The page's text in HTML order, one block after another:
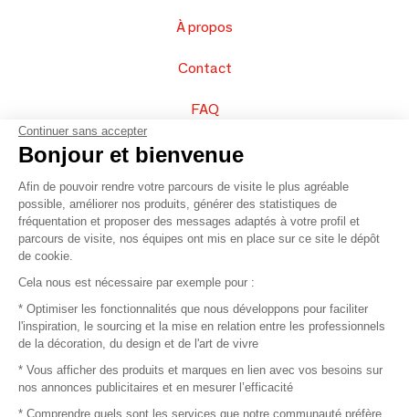
À propos
Contact
FAQ
Vendez vos produits
Plan du site
© 2016 –Organisation SAFI
Recrutement
Continuer sans accepter
Bonjour et bienvenue
Afin de pouvoir rendre votre parcours de visite le plus agréable
possible, améliorer nos produits, générer des statistiques de
fréquentation et proposer des messages adaptés à votre profil et
parcours de visite, nos équipes ont mis en place sur ce site le dépôt
de cookie.
Cela nous est nécessaire par exemple pour :
* Optimiser les fonctionnalités que nous développons pour faciliter
l'inspiration, le sourcing et la mise en relation entre les professionnels
de la décoration, du design et de l'art de vivre
* Vous afficher des produits et marques en lien avec vos besoins sur
nos annonces publicitaires et en mesurer l’efficacité
* Comprendre quels sont les services que notre communauté préfère